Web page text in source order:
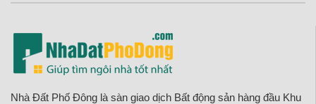
Nhà Đất Phố Đông là sàn giao dịch Bất động sản hàng đầu Khu